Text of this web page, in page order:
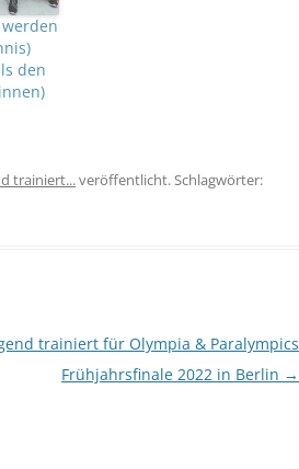
den
trainiert...veröffentlicht. Schlagwörter:
trainiert für Olympia & Paralympics
Frühjahrsfinale 2022 in Berlin →